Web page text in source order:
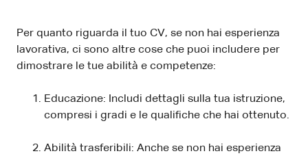
Per quanto riguarda il tuo CV, se non hai esperienza
lavorativa, ci sono altre cose che puoi includere per
dimostrare le tue abilità e competenze:
Educazione: Includi dettagli sulla tua istruzione,
compresi i gradi e le qualifiche che hai ottenuto.
Abilità trasferibili: Anche se non hai esperienza